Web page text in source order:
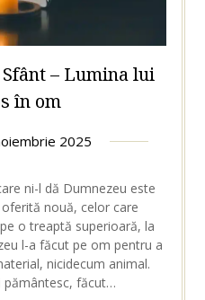
– Lumina lui
în om
2025
ni-l dă Dumnezeu este
nouă, celor care
o treaptă superioară, la
l-a făcut pe om pentru a
nicidecum animal.
pământesc, făcut…